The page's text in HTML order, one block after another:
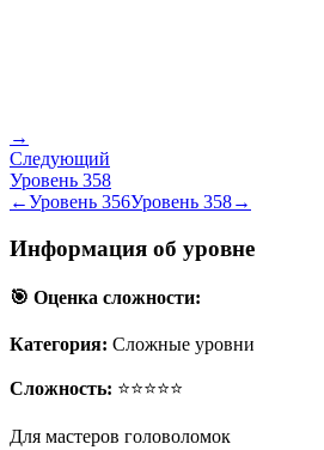
→
Следующий
Уровень 358
←Уровень 356Уровень 358→
Информация об уровне
🎯 Оценка сложности:
Категория: Сложные уровни
Сложность: ⭐⭐⭐⭐⭐
Для мастеров головоломок